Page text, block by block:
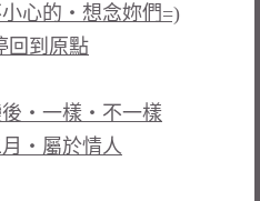
心的‧想念妳們=)
回到原點
後‧一樣‧不一樣
月‧屬於情人